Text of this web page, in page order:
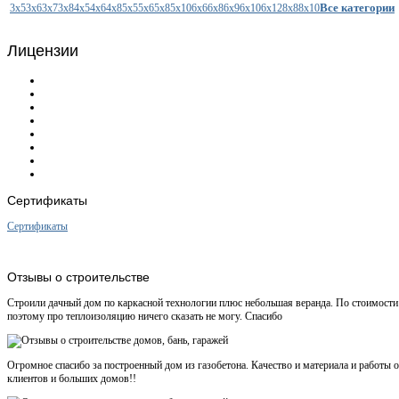
3x53x63x73x84x54x64x85x55x65x85x106x66x86x96x106x128x88x10Все категории
Лицензии
Сертификаты
Сертификаты
Отзывы о строительстве
Строили дачный дом по каркасной технологии плюс небольшая веранда. По
поэтому про теплоизоляцию ничего сказать не могу. Спасибо
Огромное спасибо за построенный дом из газобетона. Качество и материала и
клиентов и больших домов!!